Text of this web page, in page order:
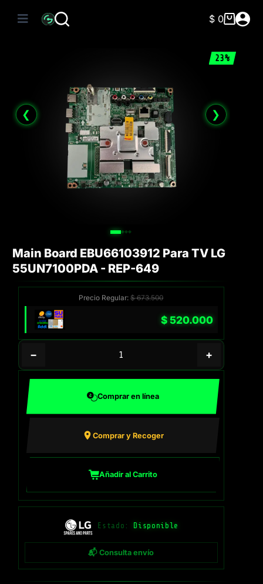
Carro
$0
23%
❮ ❯
Main Board EBU66103912 Para TV LG
55UN7100PDA - REP-649
Precio Regular:$673.500
$520.000
− +
Comprar en línea
Comprar y Recoger
Añadir al Carrito
Estado: Disponible
📬 Consulta envío